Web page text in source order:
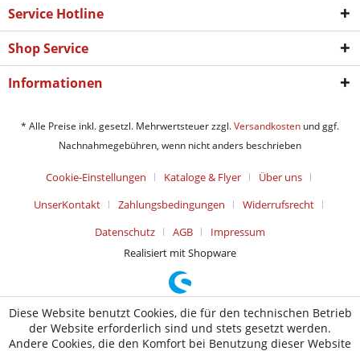
Service Hotline
Shop Service
Informationen
* Alle Preise inkl. gesetzl. Mehrwertsteuer zzgl.Versandkosten und ggf.
Nachnahmegebühren, wenn nicht anders beschrieben
Cookie-Einstellungen Kataloge & Flyer
Über uns
UnserKontakt
Zahlungsbedingungen
Widerrufsrecht
Datenschutz
AGB
Impressum
Realisiert mit Shopware
Diese Website benutzt Cookies, die für den technischen Betrieb
der Website erforderlich sind und stets gesetzt werden.
Andere Cookies, die den Komfort bei Benutzung dieser Website